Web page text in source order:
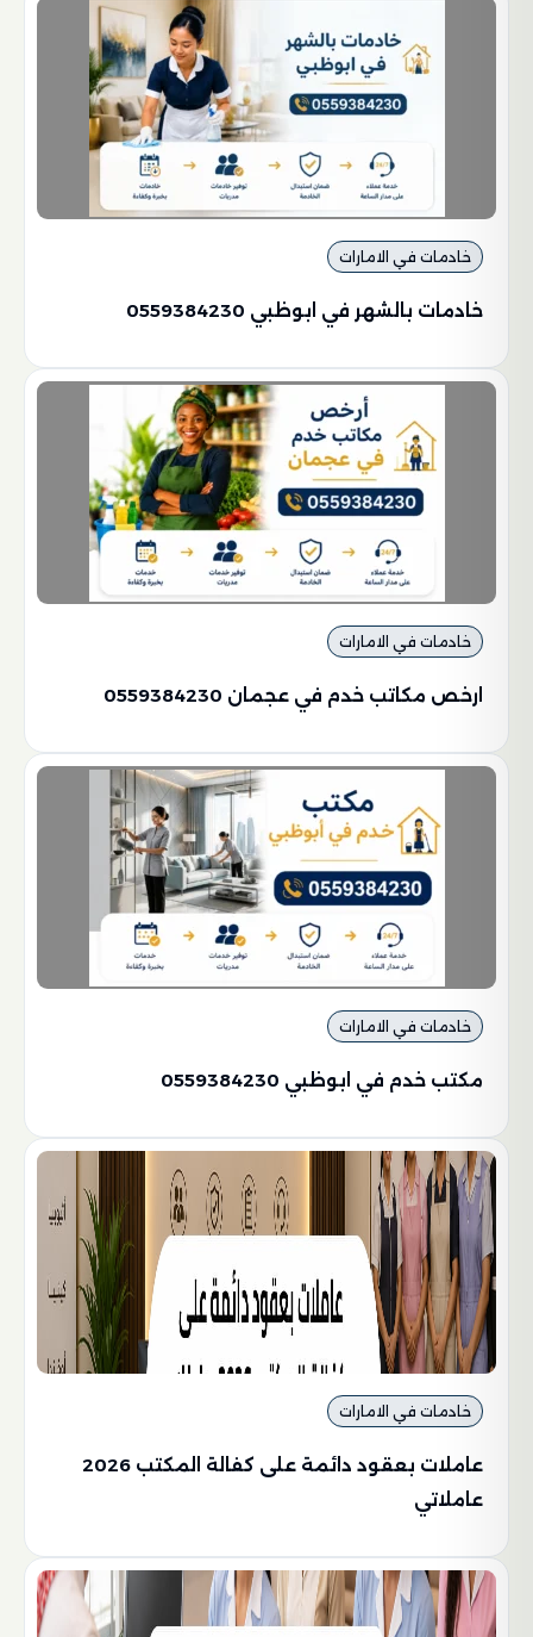
خادمات في الامارات
خادمات بالشهر في ابوظبي 0559384230
خادمات في الامارات
ارخص مكاتب خدم في عجمان 0559384230
خادمات في الامارات
مكتب خدم في ابوظبي 0559384230
خادمات في الامارات
عاملات بعقود دائمة على كفالة المكتب 2026
عاملاتي